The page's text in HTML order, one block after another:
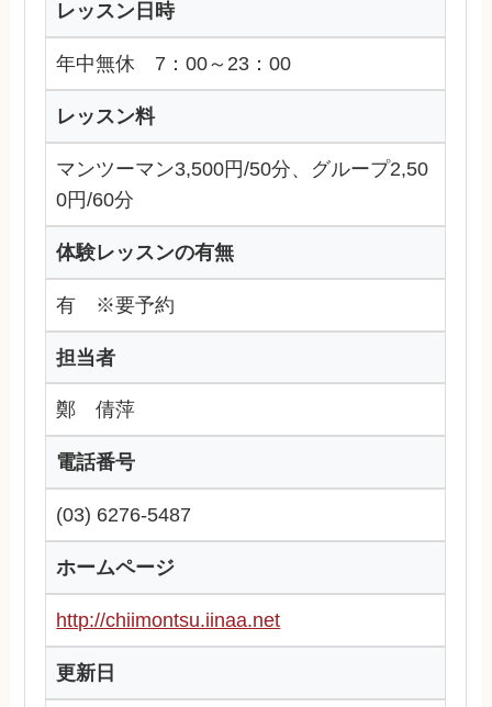
レッスン日時
年中無休 7：00～23：00
レッスン料
マンツーマン3,500円/50分、グループ2,50
0円/60分
体験レッスンの有無
有 ※要予約
担当者
鄭 倩萍
電話番号
(03) 6276-5487
ホームページ
http://chiimontsu.iinaa.net
更新日